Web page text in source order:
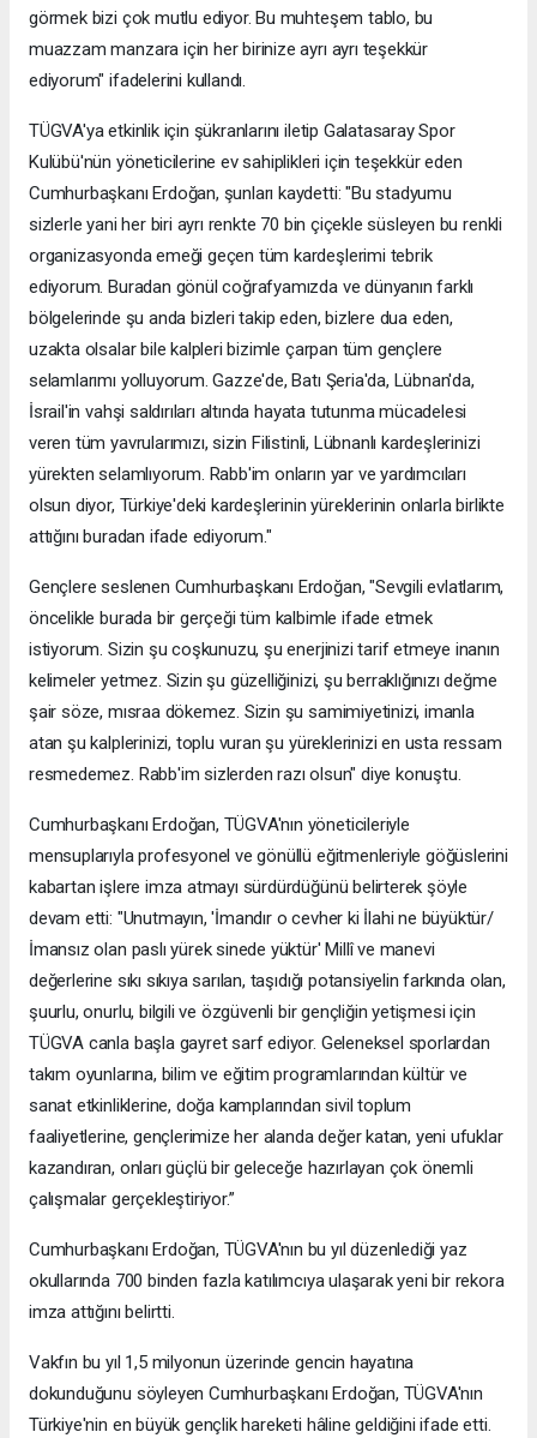
görmek bizi çok mutlu ediyor. Bu muhteşem tablo, bu
muazzam manzara için her birinize ayrı ayrı teşekkür
ediyorum" ifadelerini kullandı.
TÜGVA'ya etkinlik için şükranlarını iletip Galatasaray Spor
Kulübü'nün yöneticilerine ev sahiplikleri için teşekkür eden
Cumhurbaşkanı Erdoğan, şunları kaydetti: "Bu stadyumu
sizlerle yani her biri ayrı renkte 70 bin çiçekle süsleyen bu renkli
organizasyonda emeği geçen tüm kardeşlerimi tebrik
ediyorum. Buradan gönül coğrafyamızda ve dünyanın farklı
bölgelerinde şu anda bizleri takip eden, bizlere dua eden,
uzakta olsalar bile kalpleri bizimle çarpan tüm gençlere
selamlarımı yolluyorum. Gazze'de, Batı Şeria'da, Lübnan'da,
İsrail'in vahşi saldırıları altında hayata tutunma mücadelesi
veren tüm yavrularımızı, sizin Filistinli, Lübnanlı kardeşlerinizi
yürekten selamlıyorum. Rabb'im onların yar ve yardımcıları
olsun diyor, Türkiye'deki kardeşlerinin yüreklerinin onlarla birlikte
attığını buradan ifade ediyorum."
Gençlere seslenen Cumhurbaşkanı Erdoğan, "Sevgili evlatlarım,
öncelikle burada bir gerçeği tüm kalbimle ifade etmek
istiyorum. Sizin şu coşkunuzu, şu enerjinizi tarif etmeye inanın
kelimeler yetmez. Sizin şu güzelliğinizi, şu berraklığınızı değme
şair söze, mısraa dökemez. Sizin şu samimiyetinizi, imanla
atan şu kalplerinizi, toplu vuran şu yüreklerinizi en usta ressam
resmedemez. Rabb'im sizlerden razı olsun" diye konuştu.
Cumhurbaşkanı Erdoğan, TÜGVA'nın yöneticileriyle
mensuplarıyla profesyonel ve gönüllü eğitmenleriyle göğüslerini
kabartan işlere imza atmayı sürdürdüğünü belirterek şöyle
devam etti: "Unutmayın, 'İmandır o cevher ki İlahi ne büyüktür/
İmansız olan paslı yürek sinede yüktür' Millî ve manevi
değerlerine sıkı sıkıya sarılan, taşıdığı potansiyelin farkında olan,
şuurlu, onurlu, bilgili ve özgüvenli bir gençliğin yetişmesi için
TÜGVA canla başla gayret sarf ediyor. Geleneksel sporlardan
takım oyunlarına, bilim ve eğitim programlarından kültür ve
sanat etkinliklerine, doğa kamplarından sivil toplum
faaliyetlerine, gençlerimize her alanda değer katan, yeni ufuklar
kazandıran, onları güçlü bir geleceğe hazırlayan çok önemli
çalışmalar gerçekleştiriyor.”
Cumhurbaşkanı Erdoğan, TÜGVA'nın bu yıl düzenlediği yaz
okullarında 700 binden fazla katılımcıya ulaşarak yeni bir rekora
imza attığını belirtti.
Vakfın bu yıl 1,5 milyonun üzerinde gencin hayatına
dokunduğunu söyleyen Cumhurbaşkanı Erdoğan, TÜGVA'nın
Türkiye'nin en büyük gençlik hareketi hâline geldiğini ifade etti.